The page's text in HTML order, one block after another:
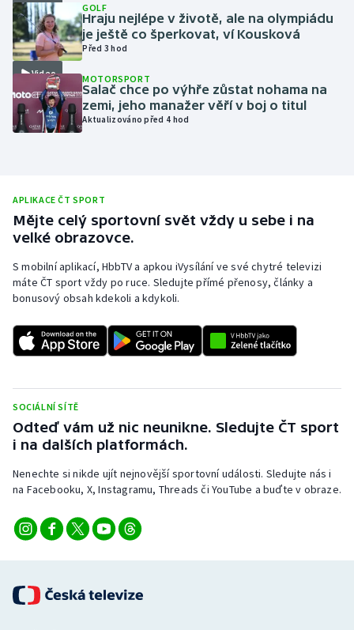
Lyže a snowboard
Moderní pětiboj
Motorsport
Olympijské hry
Plavání
Ragby
Rychlobruslení
Short track
Sportovní střelba
Stolní tenis
Triatlon
Vodní slalom
Video
GOLF
Hraju nejlépe v životě, ale na olympiádu
je ještě co šperkovat, ví Kousková
Před 3 hod
MOTORSPORT
Salač chce po výhře zůstat nohama na
zemi, jeho manažer věří v boj o titul
Aktualizováno před 4 hod
APLIKACE ČT SPORT
Mějte celý sportovní svět vždy u sebe i na
velké obrazovce.
S mobilní aplikací, HbbTV a apkou iVysílání ve své chytré televizi
máte ČT sport vždy po ruce. Sledujte přímé přenosy, články a
bonusový obsah kdekoli a kdykoli.
SOCIÁLNÍ SÍTĚ
Odteď vám už nic neunikne. Sledujte ČT sport
i na dalších platformách.
Nenechte si nikde ujít nejnovější sportovní události. Sledujte nás i
na Facebooku, X, Instagramu, Threads či YouTube a buďte v obraze.